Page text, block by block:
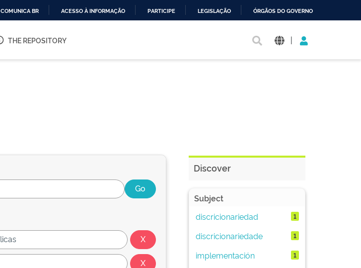
O
COMUNICA BR ACESSO À INFORMAÇÃO PARTICIPE LEGISLAÇÃO ÓRGÃOS DO GOVERNO
THE REPOSITORY |
Discover
Subject
discricionariedad
1
discricionariedade 1
implementación 1